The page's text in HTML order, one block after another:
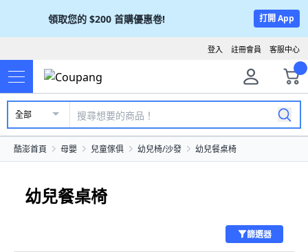
領取您的 $200 首購優惠卷! 打開 App
客服中心
註冊會員
登入
全部
酷澎首頁 母嬰 兒童傢俱 幼兒椅/沙發 幼兒餐桌椅
幼兒餐桌椅
篩選器